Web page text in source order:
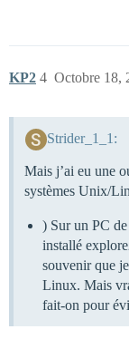
KP2 Octobre 18,
4
Strider_1_1:
Mais j’ai eu une
systèmes Unix/
) Sur un PC
installé
souvenir que
Linux. Mais
fait-on pour